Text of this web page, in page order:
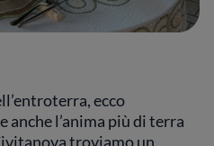
ecco
anche l’anima più di terra
troviamo un